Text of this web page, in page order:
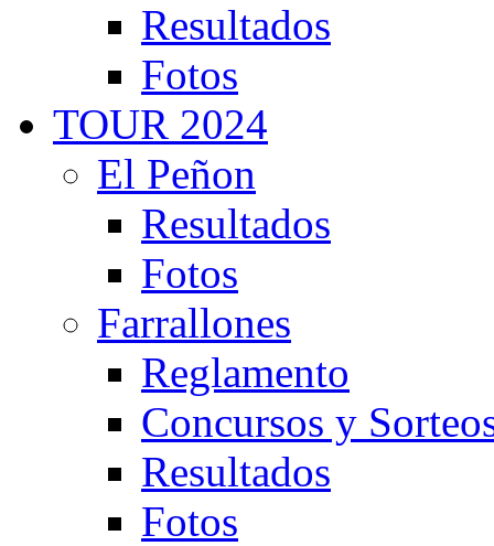
Resultados
Fotos
TOUR 2024
El Peñon
Resultados
Fotos
Farrallones
Reglamento
Concursos y
Resultados
Fotos